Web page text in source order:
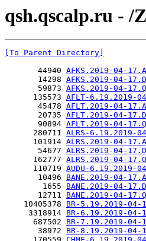
qsh.qscalp.ru - /
[To Parent Directory]
       44940
AFKS.2019-04-
       14298
AFKS.2019-04-
       59873
AFKS.2019-04-
      135573
AFLT-6.19.2019-
       45478
AFLT.2019-04-
       20735
AFLT.2019-04-
       90894
AFLT.2019-04-
      280711
ALRS-6.19.2019-
      101914
ALRS.2019-04-
       54677
ALRS.2019-04-
      162777
ALRS.2019-04-
      110719
AUDU-6.19.2019-
       10496
BANE.2019-04-
        1655
BANE.2019-04-
       12711
BANE.2019-04-
    10405378
BR-5.19.2019-04-
     3318914
BR-6.19.2019-04-
      687502
BR-7.19.2019-04-
       38972
BR-8.19.2019-04-